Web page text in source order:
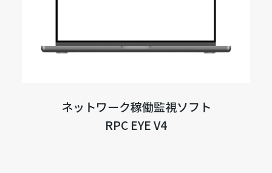
ネットワーク稼働監視ソフト
RPC EYE V4